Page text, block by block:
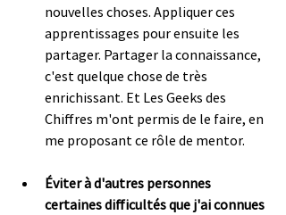
nouvelles choses. Appliquer ces
apprentissages pour ensuite les
partager. Partager la connaissance,
c'est quelque chose de très
enrichissant. Et Les Geeks des
Chiffres m'ont permis de le faire, en
me proposant ce rôle de mentor.
Éviter à d'autres personnes
certaines difficultés que j'ai connues